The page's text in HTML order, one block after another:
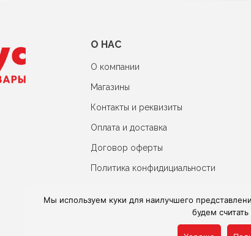
О НАС
О компании
Магазины
Контакты и реквизиты
Оплата и доставка
Договор оферты
Политика конфидициальности
Мы используем куки для наилучшего
будем считать